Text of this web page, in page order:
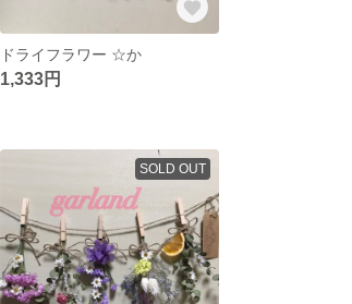
ドライフラワー ☆か
1,333円
SOLD OUT